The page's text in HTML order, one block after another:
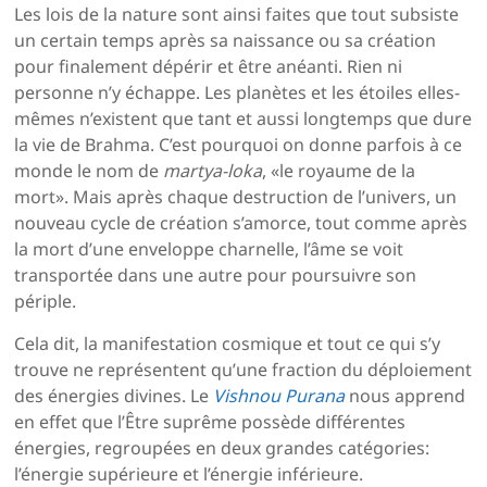
Les lois de la nature sont ainsi faites que tout subsiste
un certain temps après sa naissance ou sa création
pour finalement dépérir et être anéanti. Rien ni
personne n’y échappe. Les planètes et les étoiles elles-
mêmes n’existent que tant et aussi longtemps que dure
la vie de Brahma. C’est pourquoi on donne parfois à ce
monde le nom de martya-loka, «le royaume de la
mort». Mais après chaque destruction de l’univers, un
nouveau cycle de création s’amorce, tout comme après
la mort d’une enveloppe charnelle, l’âme se voit
transportée dans une autre pour poursuivre son
périple.
Cela dit, la manifestation cosmique et tout ce qui s’y
trouve ne représentent qu’une fraction du déploiement
des énergies divines. Le Vishnou Purananous apprend
en effet que l’Être suprême possède différentes
énergies, regroupées en deux grandes catégories:
l’énergie supérieure et l’énergie inférieure.